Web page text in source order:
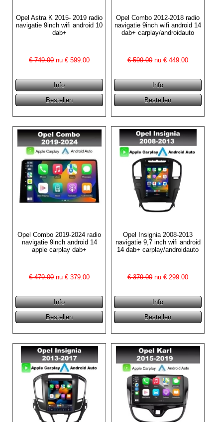
Opel Astra K 2015- 2019 radio
navigatie 9inch wifi android 10
dab+
€ 749.00 nu €599.00
Opel Combo 2012-2018 radio
navigatie 9inch wifi android 14
dab+ carplay/androidauto
€ 599.00nu €449.00
Opel Combo 2019-2024 radio
navigatie 9inch android 14
apple carplay dab+
€ 479.00 nu €379.00
Opel Insignia 2008-2013
navigatie 9,7 inch wifi android
14 dab+ carplay/androidauto
€ 379.00nu € 299.00